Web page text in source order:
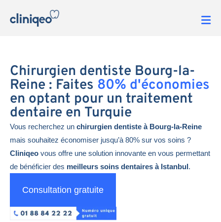
Chirurgien dentiste Bourg-la-
Reine : Faites 80% d'économies
en optant pour un traitement
dentaire en Turquie
Vous recherchez un chirurgien dentiste à Bourg-la-Reine
mais souhaitez économiser jusqu’à 80% sur vos soins ?
Cliniqeo vous offre une solution innovante en vous permettant
de bénéficier des meilleurs soins dentaires à Istanbul.
Consultation gratuite